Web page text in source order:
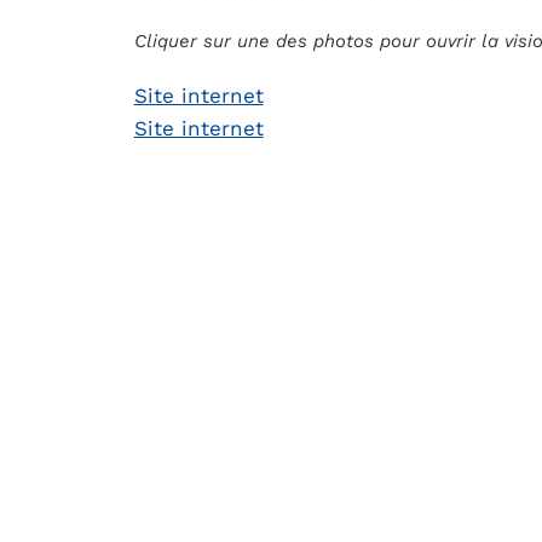
Cliquer sur une des photos pour ouvrir la
Site internet
Site internet